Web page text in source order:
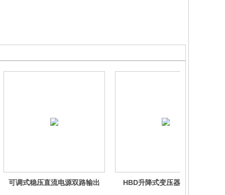
可调式稳压直流电源双路输出
HBD升降式变压器中国制造